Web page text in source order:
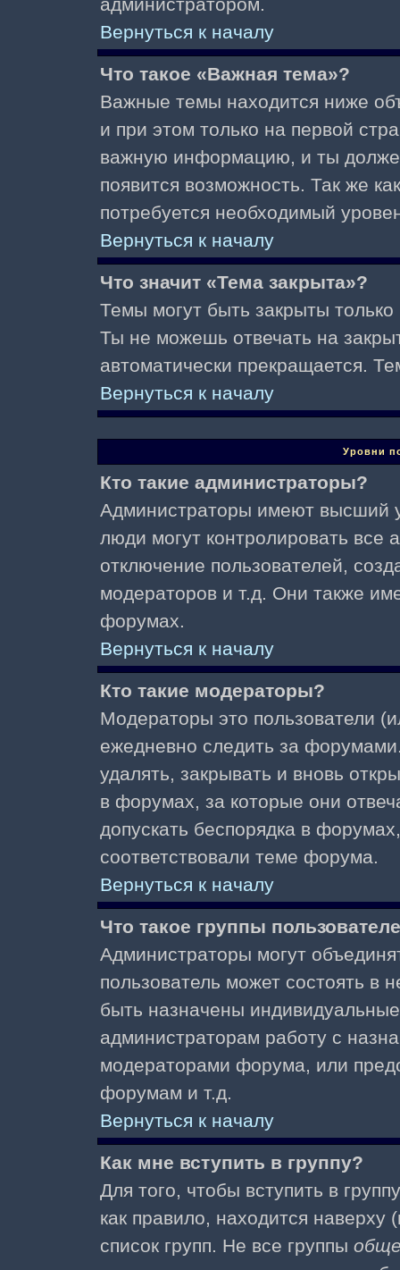
Вернуться к началу
Что такое «Важная тема»?
Важные темы находится ниже
и при этом только на первой
важную информацию, и ты
появится возможность. Так же
потребуется необходимый
Вернуться к началу
Что значит «Тема закрыта»?
Темы могут быть закрыты
Ты не можешь отвечать на
автоматически прекращается.
Вернуться к началу
Уровни
Кто такие администраторы?
Администраторы имеют высший
люди могут контролировать все
отключение пользователей,
модераторов и т.д. Они также
форумах.
Вернуться к началу
Кто такие модераторы?
Модераторы это пользователи
ежедневно следить за
удалять, закрывать и вновь
в форумах, за которые они
допускать беспорядка в
соответствовали теме форума.
Вернуться к началу
Что такое группы
Администраторы могут
пользователь может состоять в
быть назначены
администраторам работу с
модераторами форума, или
форумам и т.д.
Вернуться к началу
Как мне вступить в группу?
Для того, чтобы вступить в
как правило, находится
список групп. Не все группы